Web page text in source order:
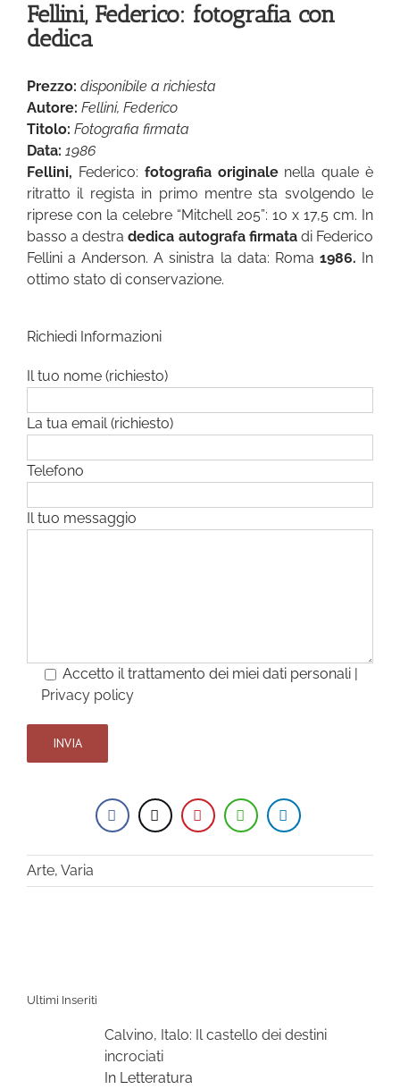
Fellini, Federico: fotografia con
dedica
Prezzo: disponibile a richiesta
Autore: Fellini, Federico
Titolo: Fotografia firmata
Data: 1986
Fellini, Federico: fotografia originalenella quale è
ritratto il regista in primo mentre sta svolgendo le
riprese con la celebre “Mitchell 205”: 10 x 17,5 cm. In
basso a destradedica autografa firmatadi Federico
Fellini a Anderson. A sinistra la data: Roma 1986. In
ottimo stato di conservazione.
Richiedi Informazioni
Il tuo nome (richiesto)
La tua email (richiesto)
Telefono
Il tuo messaggio
Accetto il trattamento dei miei dati personali |
Privacy policy
Arte, Varia
Ultimi Inseriti
Calvino, Italo: Il castello dei destini
incrociati
In Letteratura